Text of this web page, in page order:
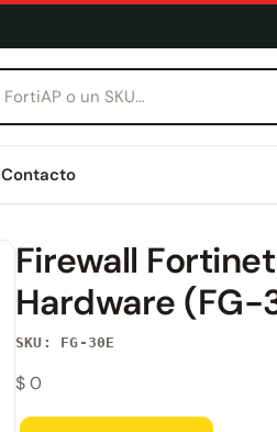
Contacto
Firewall
Hardware (FG-
SKU: FG-30E
$0